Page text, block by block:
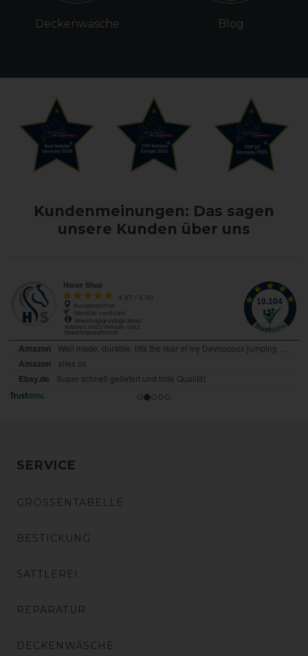
Deckenwäsche Blog
Kundenmeinungen: Das sagen
unsere Kunden über uns
SERVICE
GRÖSSENTABELLE
BESTICKUNG
SATTLEREI
REPARATUR
DECKENWÄSCHE